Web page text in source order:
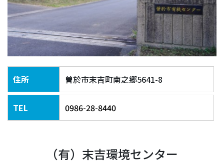
住所 曽於市末吉町南之郷5641-8
TEL 0986-28-8440
（有）末吉環境センター